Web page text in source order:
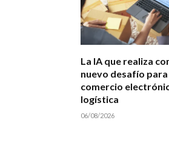
La IA que realiza
nuevo desafío para
comercio
logística
06/08/2026